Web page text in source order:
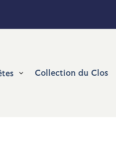
3 Collection du Clos
3 Collection du Clos